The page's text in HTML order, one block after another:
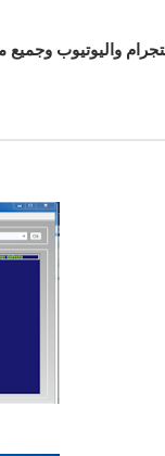
واليوتيوب وجميع